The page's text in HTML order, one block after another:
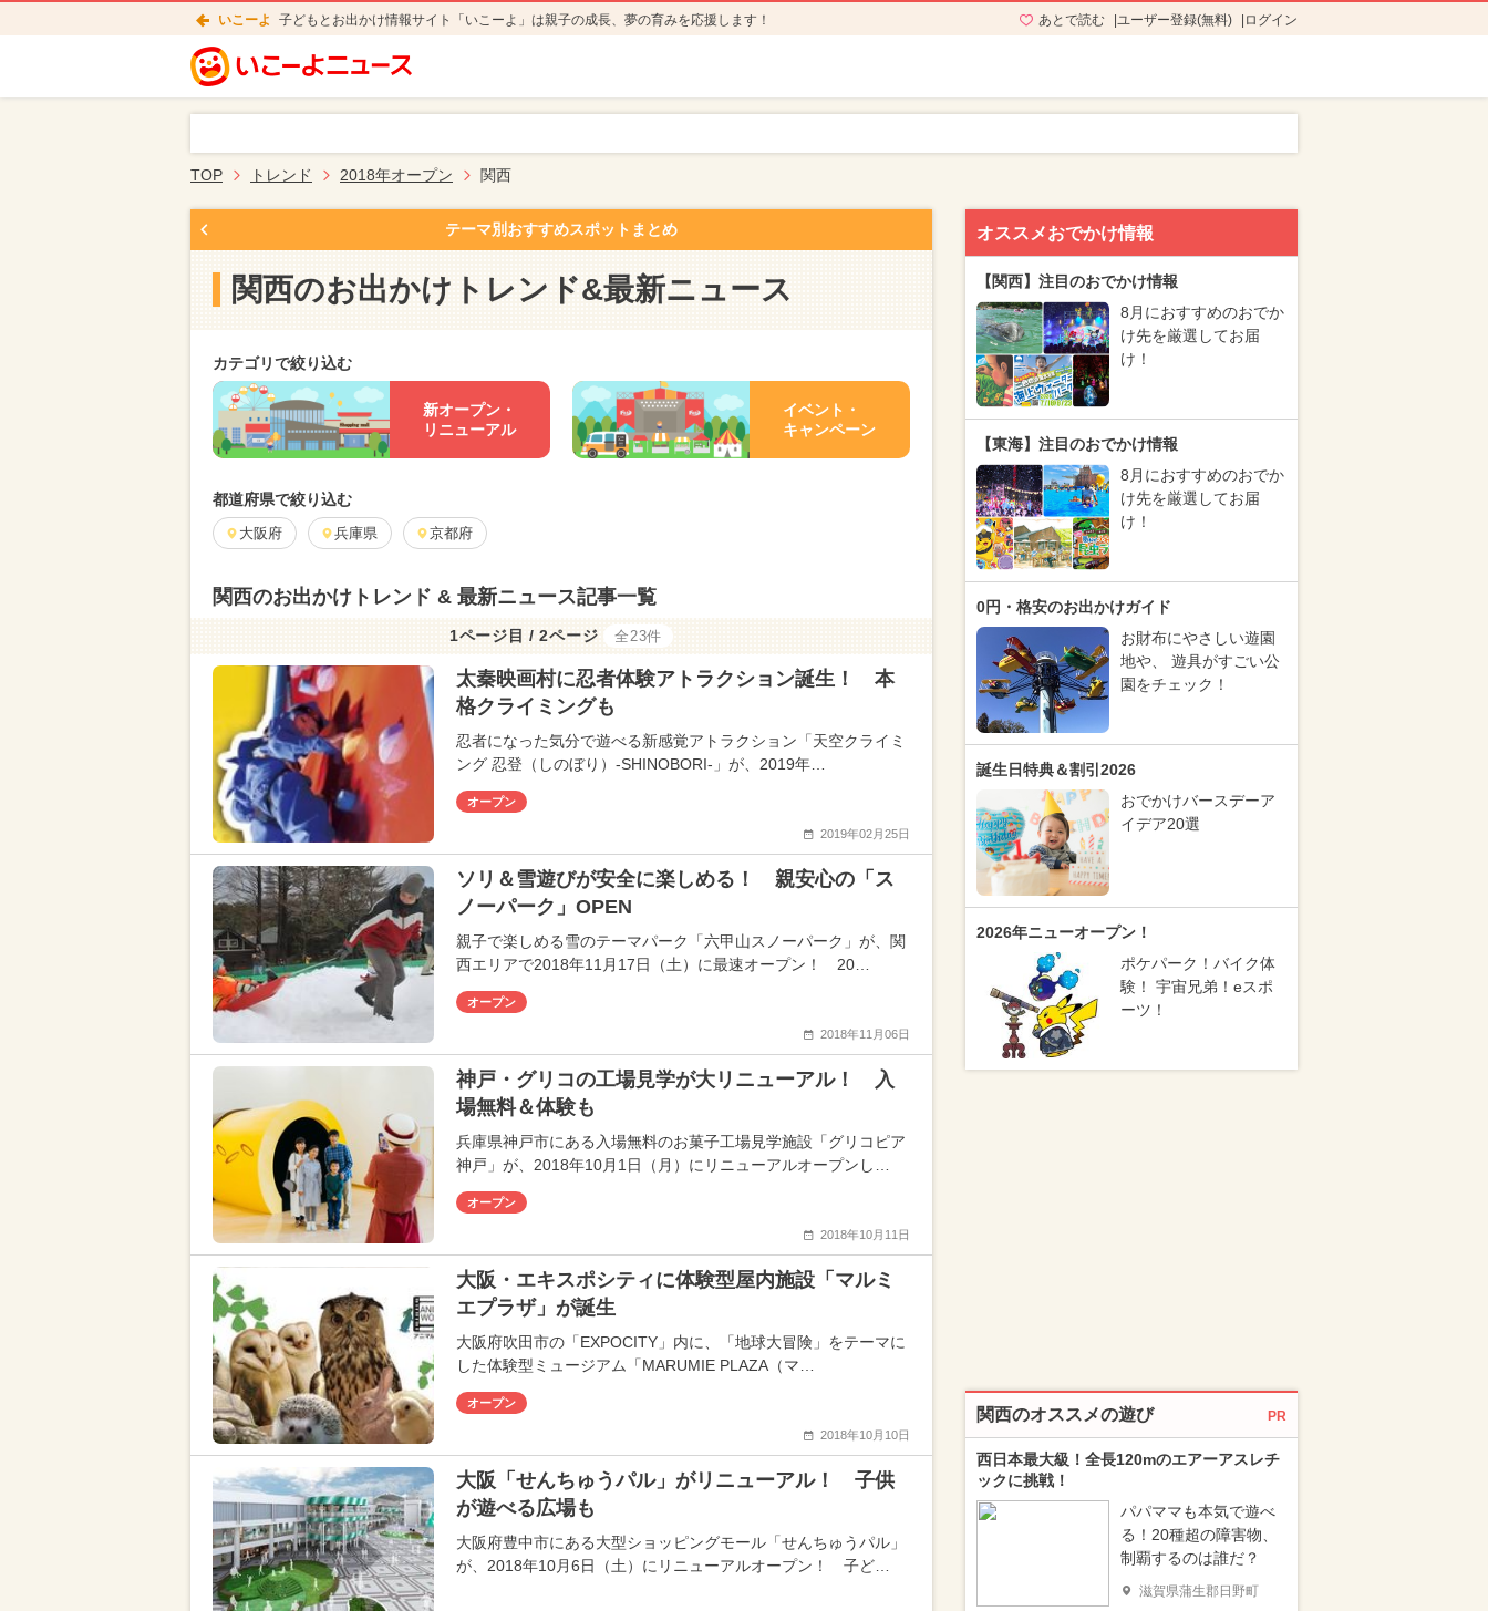
いこーよ 子どもとお出かけ情報サイト「いこーよ」は親子の成長、夢の育みを応援します！ あとで読む ユーザー登録(無料) ログイン
TOP トレンド 2018年オープン 関西
テーマ別おすすめスポットまとめ
関西のお出かけトレンド&最新ニュース
カテゴリで絞り込む
新オープン・
リニューアル
イベント・
キャンペーン
都道府県で絞り込む
大阪府 兵庫県 京都府
関西のお出かけトレンド & 最新ニュース記事一覧
1ページ目 / 2ページ 全23件
太秦映画村に忍者体験アトラクション誕生！ 本
格クライミングも
忍者になった気分で遊べる新感覚アトラクション「天空クライミ
ング 忍登（しのぼり）-SHINOBORI-」が、2019年…
オープン
2019年02月25日
ソリ＆雪遊びが安全に楽しめる！ 親安心の「ス
ノーパーク」OPEN
親子で楽しめる雪のテーマパーク「六甲山スノーパーク」が、関
西エリアで2018年11月17日（土）に最速オープン！ 20…
オープン
2018年11月06日
神戸・グリコの工場見学が大リニューアル！ 入
場無料＆体験も
兵庫県神戸市にある入場無料のお菓子工場見学施設「グリコピア
神戸」が、2018年10月1日（月）にリニューアルオープンし…
オープン
2018年10月11日
大阪・エキスポシティに体験型屋内施設「マルミ
エプラザ」が誕生
大阪府吹田市の「EXPOCITY」内に、「地球大冒険」をテーマに
した体験型ミュージアム「MARUMIE PLAZA（マ…
オープン
2018年10月10日
大阪「せんちゅうパル」がリニューアル！ 子供
が遊べる広場も
大阪府豊中市にある大型ショッピングモール「せんちゅうパル」
が、2018年10月6日（土）にリニューアルオープン！ 子ど…
オススメおでかけ情報
【関西】注目のおでかけ情報
8月におすすめのおでか
け先を厳選してお届
け！
【東海】注目のおでかけ情報
8月におすすめのおでか
け先を厳選してお届
け！
0円・格安のお出かけガイド
お財布にやさしい遊園
地や、 遊具がすごい公
園をチェック！
誕生日特典＆割引2026
おでかけバースデーア
イデア20選
2026年ニューオープン！
ポケパーク！バイク体
験！ 宇宙兄弟！eスポ
ーツ！
関西のオススメの遊び PR
西日本最大級！全長120mのエアーアスレチ
ックに挑戦！
パパママも本気で遊べ
る！20種超の障害物、
制覇するのは誰だ？
滋賀県蒲生郡日野町